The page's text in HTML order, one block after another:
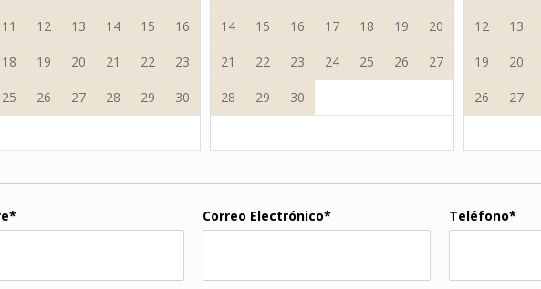
11 12 13 14 15 16
18 19 20 21 22 23
25 26 27 28 29 30
14 15 16 17 18 19 20
21 22 23 24 25 26 27
28 29 30
12 13
19 20
26 27
Correo Electrónico* Teléfono*